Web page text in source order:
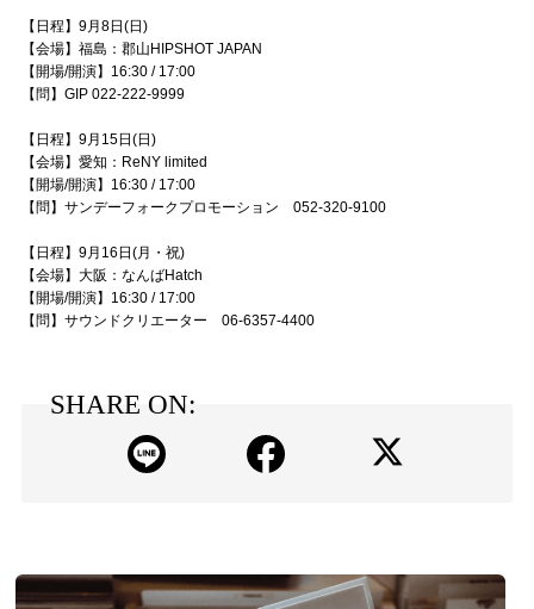
【日程】9月8日(日)
【会場】福島：郡山HIPSHOT JAPAN
【開場/開演】16:30 / 17:00
【問】GIP 022-222-9999
【日程】9月15日(日)
【会場】愛知：ReNY limited
【開場/開演】16:30 / 17:00
【問】サンデーフォークプロモーション 052-320-9100
【日程】9月16日(月・祝)
【会場】大阪：なんばHatch
【開場/開演】16:30 / 17:00
【問】サウンドクリエーター 06-6357-4400
SHARE ON: